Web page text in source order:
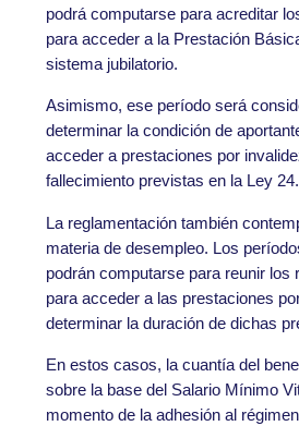
podrá computarse para acreditar
para acceder a la Prestación
sistema jubilatorio.
Asimismo, ese período será
determinar la condición de
acceder a prestaciones por
fallecimiento previstas en la Ley
La reglamentación también
materia de desempleo. Los
podrán computarse para reunir los
para acceder a las prestaciones
determinar la duración de dichas
En estos casos, la cuantía del
sobre la base del Salario Mínimo
momento de la adhesión al